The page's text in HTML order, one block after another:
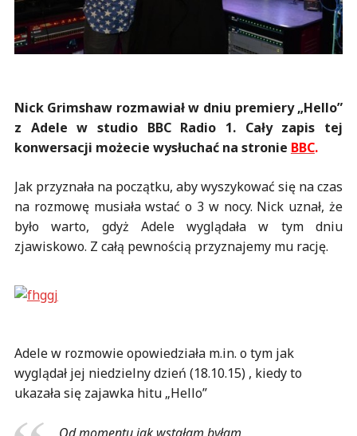
Nick Grimshaw rozmawiał w dniu premiery „Hello”
z Adele w studio BBC Radio 1. Cały zapis tej
konwersacji możecie wysłuchać na stronie BBC.
Jak przyznała na początku, aby wyszykować się na czas
na rozmowę musiała wstać o 3 w nocy. Nick uznał, że
było warto, gdyż Adele wyglądała w tym dniu
zjawiskowo. Z całą pewnością przyznajemy mu rację.
Adele w rozmowie opowiedziała m.in. o tym jak
wyglądał jej niedzielny dzień (18.10.15) , kiedy to
ukazała się zajawka hitu „Hello”